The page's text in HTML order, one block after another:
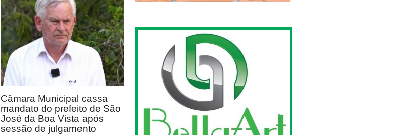
Câmara Municipal cassa
mandato do prefeito de São
José da Boa Vista após
sessão de julgamento